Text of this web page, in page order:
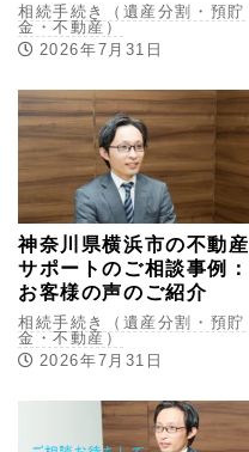
相続手続き（遺産分割・預貯
金・不動産）
2026年7月31日
神奈川県横浜市の不動産
サポートのご相談事例：
お客様の声のご紹介
相続手続き（遺産分割・預貯
金・不動産）
2026年7月31日